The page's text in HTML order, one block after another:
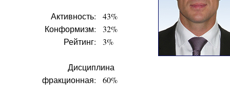
Активность:
43%
Конформизм:
32%
Рейтинг:
3%
Дисциплина
фракционная:
60%